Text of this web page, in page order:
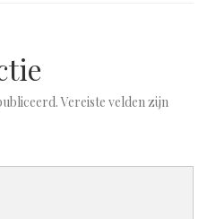
Vereiste velden zijn